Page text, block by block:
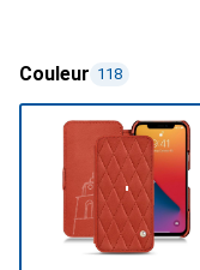
Couleur 118